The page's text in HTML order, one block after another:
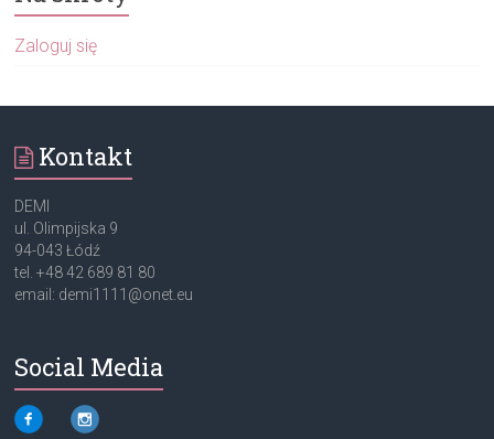
Zaloguj się
Kontakt
DEMI
ul. Olimpijska 9
94-043 Łódź
tel. +48 42 689 81 80
email: demi1111@onet.eu
Social Media